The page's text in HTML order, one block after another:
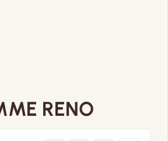
RENO